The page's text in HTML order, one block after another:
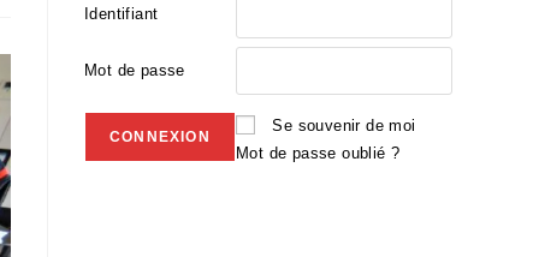
Identifiant
Mot de passe
Se souvenir de moi
Mot de passe oublié ?